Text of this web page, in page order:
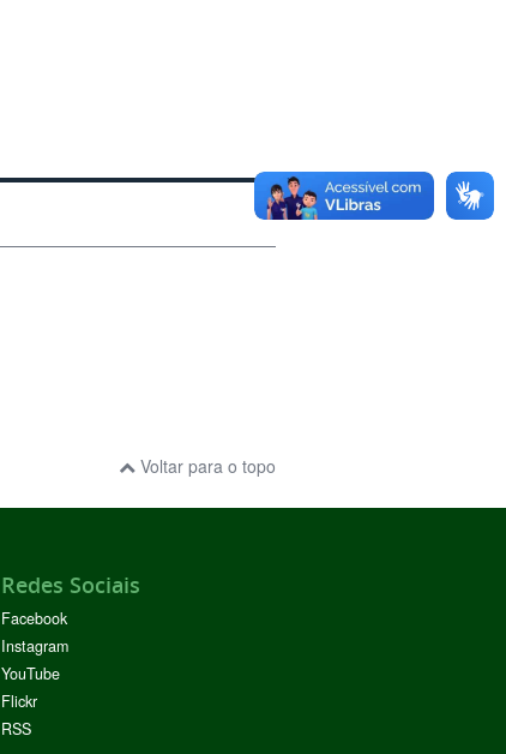
Voltar para o topo
Redes Sociais
Facebook
Instagram
YouTube
Flickr
RSS